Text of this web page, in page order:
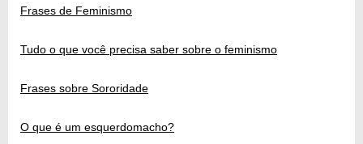
Frases de Feminismo
Tudo o que você precisa saber sobre o feminismo
Frases sobre Sororidade
O que é um esquerdomacho?